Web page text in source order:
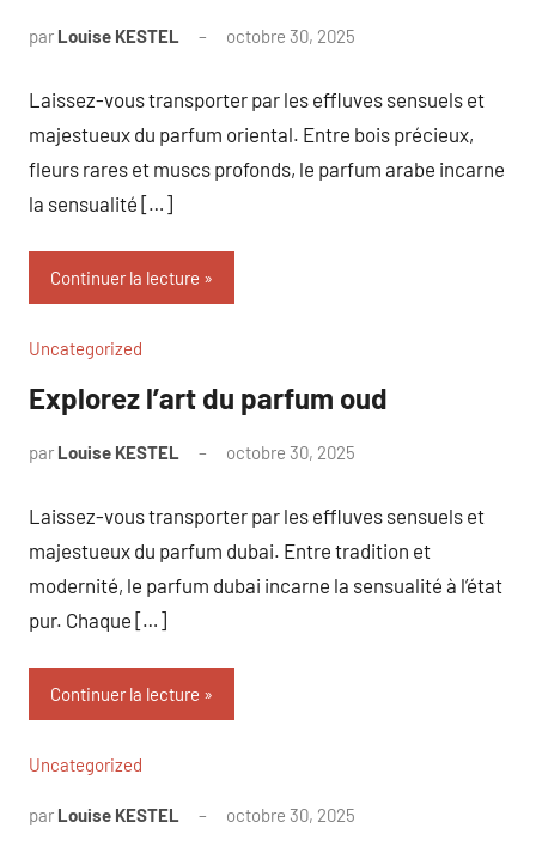
par Louise KESTEL octobre 30, 2025
Laissez-vous transporter par les effluves sensuels et
majestueux du parfum oriental. Entre bois précieux,
fleurs rares et muscs profonds, le parfum arabe incarne
la sensualité […]
Continuer la lecture
Uncategorized
Explorez l’art du parfum oud
par Louise KESTEL octobre 30, 2025
Laissez-vous transporter par les effluves sensuels et
majestueux du parfum dubai. Entre tradition et
modernité, le parfum dubai incarne la sensualité à l’état
pur. Chaque […]
Continuer la lecture
Uncategorized
par Louise KESTEL octobre 30, 2025